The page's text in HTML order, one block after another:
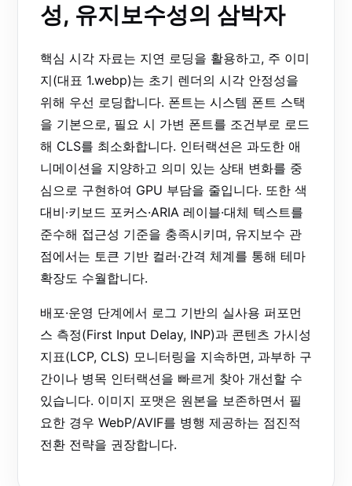
성, 유지보수성의 삼박자
핵심 시각 자료는 지연 로딩을 활용하고, 주 이미
지(대표 1.webp)는 초기 렌더의 시각 안정성을
위해 우선 로딩합니다. 폰트는 시스템 폰트 스택
을 기본으로, 필요 시 가변 폰트를 조건부로 로드
해 CLS를 최소화합니다. 인터랙션은 과도한 애
니메이션을 지양하고 의미 있는 상태 변화를 중
심으로 구현하여 GPU 부담을 줄입니다. 또한 색
대비·키보드 포커스·ARIA 레이블·대체 텍스트를
준수해 접근성 기준을 충족시키며, 유지보수 관
점에서는 토큰 기반 컬러·간격 체계를 통해 테마
확장도 수월합니다.
배포·운영 단계에서 로그 기반의 실사용 퍼포먼
스 측정(First Input Delay, INP)과 콘텐츠 가시성
지표(LCP, CLS) 모니터링을 지속하면, 과부하 구
간이나 병목 인터랙션을 빠르게 찾아 개선할 수
있습니다. 이미지 포맷은 원본을 보존하면서 필
요한 경우 WebP/AVIF를 병행 제공하는 점진적
전환 전략을 권장합니다.